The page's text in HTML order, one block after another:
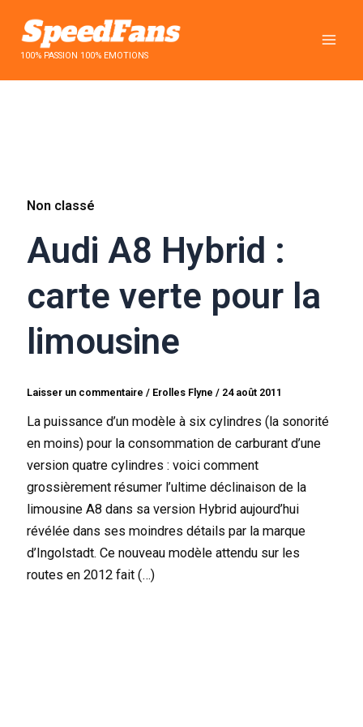
contenu100% PASSION 100% EMOTIONS
Non classé
Audi A8 Hybrid :
carte verte pour la
limousine
Laisser un commentaire / Erolles Flyne/ 24 août 2011
La puissance d’un modèle à six cylindres (la sonorité
en moins) pour la consommation de carburant d’une
version quatre cylindres : voici comment
grossièrement résumer l’ultime déclinaison de la
limousine A8 dans sa version Hybrid aujourd’hui
révélée dans ses moindres détails par la marque
d’Ingolstadt. Ce nouveau modèle attendu sur les
routes en 2012 fait (…)